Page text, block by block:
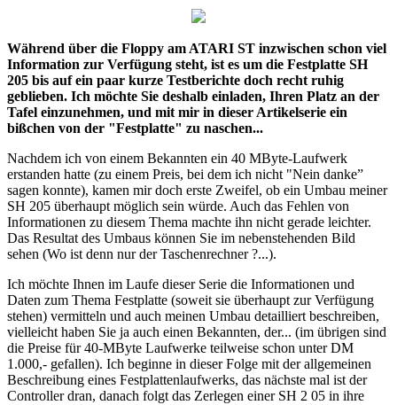
Während über die Floppy am ATARI ST inzwischen schon viel
Information zur Verfügung steht, ist es um die Festplatte SH
205 bis auf ein paar kurze Testberichte doch recht ruhig
geblieben. Ich möchte Sie deshalb einladen, Ihren Platz an der
Tafel einzunehmen, und mit mir in dieser Artikelserie ein
bißchen von der "Festplatte" zu naschen...
Nachdem ich von einem Bekannten ein 40 MByte-Laufwerk
erstanden hatte (zu einem Preis, bei dem ich nicht "Nein danke”
sagen konnte), kamen mir doch erste Zweifel, ob ein Umbau meiner
SH 205 überhaupt möglich sein würde. Auch das Fehlen von
Informationen zu diesem Thema machte ihn nicht gerade leichter.
Das Resultat des Umbaus können Sie im nebenstehenden Bild
sehen (Wo ist denn nur der Taschenrechner ?...).
Ich möchte Ihnen im Laufe dieser Serie die Informationen und
Daten zum Thema Festplatte (soweit sie überhaupt zur Verfügung
stehen) vermitteln und auch meinen Umbau detailliert beschreiben,
vielleicht haben Sie ja auch einen Bekannten, der... (im übrigen sind
die Preise für 40-MByte Laufwerke teilweise schon unter DM
1.000,- gefallen). Ich beginne in dieser Folge mit der allgemeinen
Beschreibung eines Festplattenlaufwerks, das nächste mal ist der
Controller dran, danach folgt das Zerlegen einer SH 2 05 in ihre